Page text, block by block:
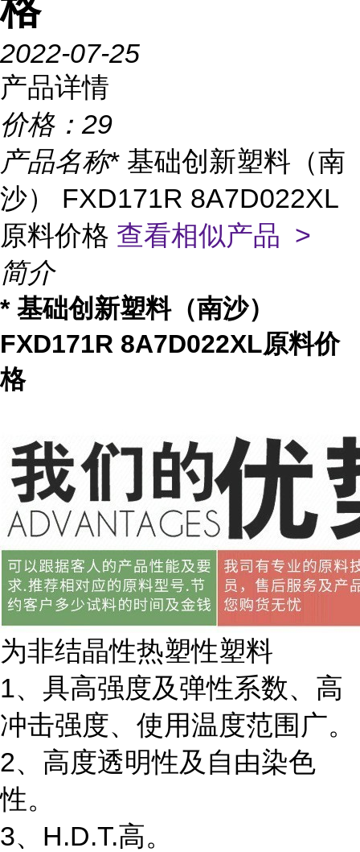
格
2022-07-25
产品详情
价格： 29
产品名称* 基础创新塑料（南
沙） FXD171R 8A7D022XL
原料价格 查看相似产品 >
简介
* 基础创新塑料（南沙）
FXD171R 8A7D022XL原料价
格
为非结晶性热塑性塑料
1、具高强度及弹性系数、高
冲击强度、使用温度范围广。
2、高度透明性及自由染色
性。
3、H.D.T.高。